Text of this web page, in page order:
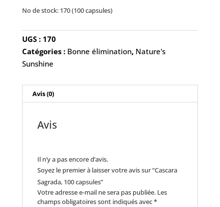
No de stock: 170 (100 capsules)
UGS : 170
Catégories : Bonne élimination, Nature's
Sunshine
Avis (0)
Avis
Il n’y a pas encore d’avis.
Soyez le premier à laisser votre avis sur “Cascara
Sagrada, 100 capsules”
Votre adresse e-mail ne sera pas publiée. Les
champs obligatoires sont indiqués avec*